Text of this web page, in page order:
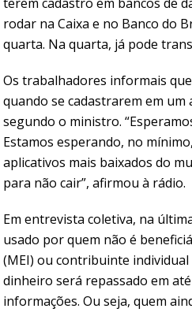
rodar na Caixa e no Banco do
quarta. Na quarta, já pode
Os trabalhadores informais
quando se cadastrarem em
segundo o ministro.
Estamos esperando, no
aplicativos mais baixados do
para não cair”, afirmou à rádio.
Em entrevista coletiva, na
usado por quem não é
(MEI) ou contribuinte individual
dinheiro será repassado em
informações. Ou seja, quem